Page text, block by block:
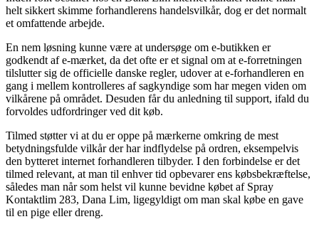
helt sikkert skimme forhandlerens handelsvilkår, dog er det normalt
et omfattende arbejde.
En nem løsning kunne være at undersøge om e-butikken er
godkendt af e-mærket, da det ofte er et signal om at e-forretningen
tilslutter sig de officielle danske regler, udover at e-forhandleren en
gang i mellem kontrolleres af sagkyndige som har megen viden om
vilkårene på området. Desuden får du anledning til support, ifald du
forvoldes udfordringer ved dit køb.
Tilmed støtter vi at du er oppe på mærkerne omkring de mest
betydningsfulde vilkår der har indflydelse på ordren, eksempelvis
den bytteret internet forhandleren tilbyder. I den forbindelse er det
tilmed relevant, at man til enhver tid opbevarer ens købsbekræftelse,
således man når som helst vil kunne bevidne købet af Spray
Kontaktlim 283, Dana Lim, ligegyldigt om man skal købe en gave
til en pige eller dreng.